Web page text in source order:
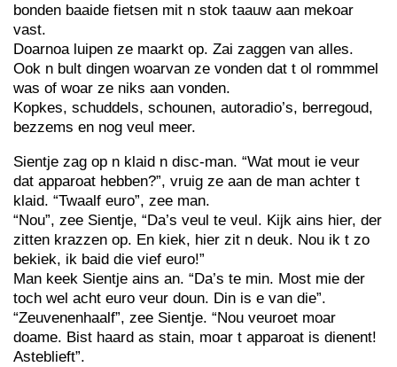
bonden baaide fietsen mit n stok taauw aan mekoar
vast.
Doarnoa luipen ze maarkt op. Zai zaggen van alles.
Ook n bult dingen woarvan ze vonden dat t ol rommmel
was of woar ze niks aan vonden.
Kopkes, schuddels, schounen, autoradio’s, berregoud,
bezzems en nog veul meer.
Sientje zag op n klaid n disc-man. “Wat mout ie veur
dat apparoat hebben?”, vruig ze aan de man achter t
klaid. “Twaalf euro”, zee man.
“Nou”, zee Sientje, “Da’s veul te veul. Kijk ains hier, der
zitten krazzen op. En kiek, hier zit n deuk. Nou ik t zo
bekiek, ik baid die vief euro!”
Man keek Sientje ains an. “Da’s te min. Most mie der
toch wel acht euro veur doun. Din is e van die”.
“Zeuvenenhaalf”, zee Sientje. “Nou veuroet moar
doame. Bist haard as stain, moar t apparoat is dienent!
Asteblieft”.